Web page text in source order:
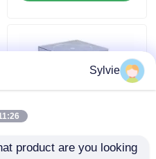
حالات
لفة PET
Sylvie
AM
product are you looking